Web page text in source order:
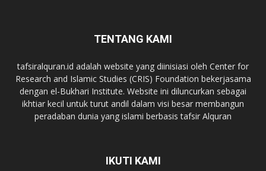
TENTANG KAMI
tafsiralquran.id adalah website yang diinisiasi oleh Center for
Research and Islamic Studies (CRIS) Foundation bekerjasama
dengan el-Bukhari Institute. Website ini diluncurkan sebagai
ikhtiar kecil untuk turut andil dalam visi besar membangun
peradaban dunia yang islami berbasis tafsir Alquran
IKUTI KAMI